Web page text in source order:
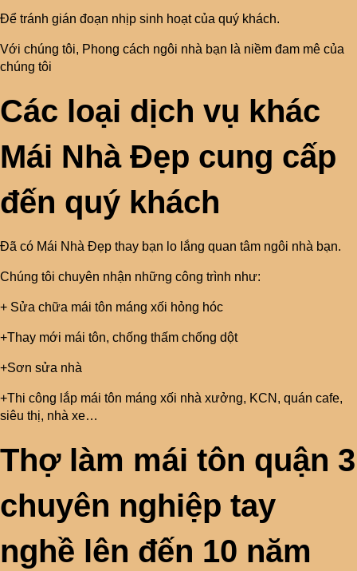
Để tránh gián đoạn nhịp sinh hoạt của quý khách.
Với chúng tôi, Phong cách ngôi nhà bạn là niềm đam mê của
chúng tôi
Các loại dịch vụ khác
Mái Nhà Đẹp cung cấp
đến quý khách
Đã có Mái Nhà Đẹp thay bạn lo lắng quan tâm ngôi nhà bạn.
Chúng tôi chuyên nhận những công trình như:
+ Sửa chữa mái tôn máng xối hỏng hóc
+Thay mới mái tôn, chống thấm chống dột
+Sơn sửa nhà
+Thi công lắp mái tôn máng xối nhà xưởng, KCN, quán cafe,
siêu thị, nhà xe…
Thợ làm mái tôn quận 3
chuyên nghiệp tay
nghề lên đến 10 năm